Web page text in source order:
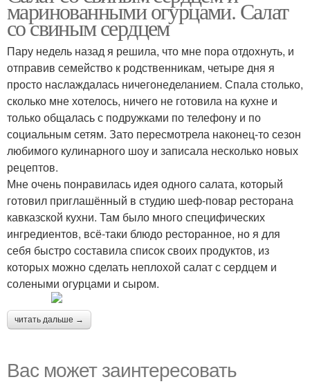
маринованными огурцами. Салат
со свиным сердцем
Пару недель назад я решила, что мне пора отдохнуть, и
отправив семейство к родственникам, четыре дня я
просто наслаждалась ничегонеделанием. Спала столько,
сколько мне хотелось, ничего не готовила на кухне и
только общалась с подружками по телефону и по
социальным сетям. Зато пересмотрела наконец-то сезон
любимого кулинарного шоу и записала несколько новых
рецептов.
Мне очень понравилась идея одного салата, который
готовил приглашённый в студию шеф-повар ресторана
кавказской кухни. Там было много специфических
ингредиентов, всё-таки блюдо ресторанное, но я для
себя быстро составила список своих продуктов, из
которых можно сделать неплохой салат с сердцем и
солеными огурцами и сыром.
читать дальше →
Вас может заинтересовать